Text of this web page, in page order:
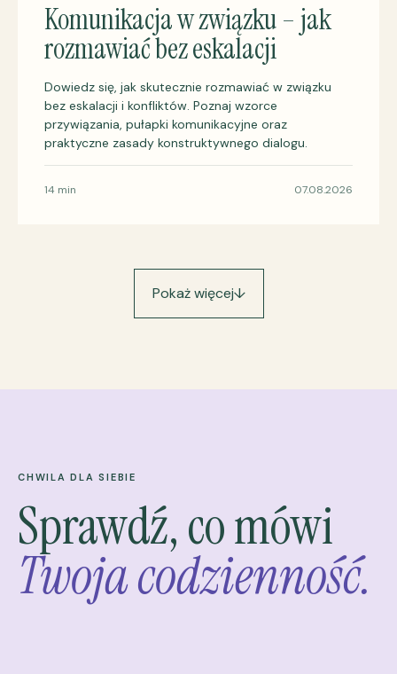
Komunikacja w związku – jak
rozmawiać bez eskalacji
Dowiedz się, jak skutecznie rozmawiać w związku
bez eskalacji i konfliktów. Poznaj wzorce
przywiązania, pułapki komunikacyjne oraz
praktyczne zasady konstruktywnego dialogu.
14 min 07.08.2026
Pokaż więcej↓
CHWILA DLA SIEBIE
Sprawdź, co mówi
Twoja codzienność.